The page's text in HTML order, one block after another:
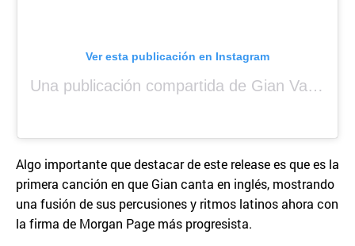
Ver esta publicación en Instagram
Una publicación compartida de Gian Varela (@gianvarela)
Algo importante que destacar de este release es que es la
primera canción en que Gian canta en inglés, mostrando
una fusión de sus percusiones y ritmos latinos ahora con
la firma de Morgan Page más progresista.